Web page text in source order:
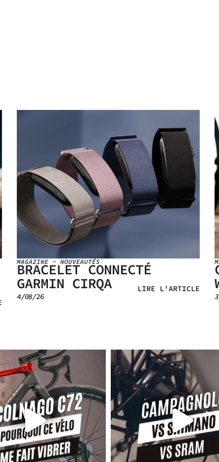
MAGAZINE- NOUVEAUTÉS
BRACELET CONNECTÉ
GARMIN CIRQA
4/08/26
LIRE L'ARTICLE